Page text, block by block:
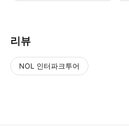
리뷰
NOL 인터파크투어